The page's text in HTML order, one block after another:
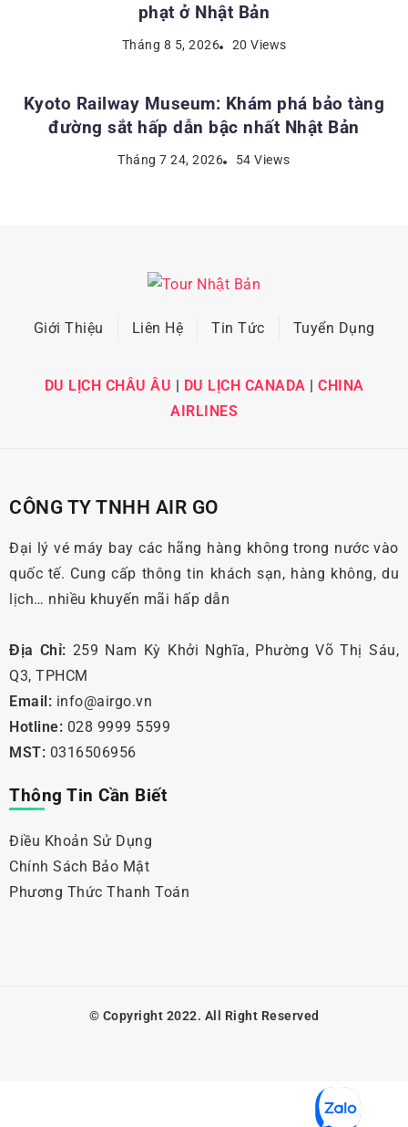
phạt ở Nhật Bản
Tháng 8 5, 2026 20 Views
ĐỊA ĐIỂM DU LỊCH NHẬT BẢN
Kyoto Railway Museum: Khám phá bảo tàng
đường sắt hấp dẫn bậc nhất Nhật Bản
Tháng 7 24, 2026 54 Views
Giới Thiệu Liên Hệ Tin Tức Tuyển Dụng
DU LỊCH CHÂU ÂU | DU LỊCH CANADA | CHINA
AIRLINES
CÔNG TY TNHH AIR GO
Đại lý vé máy bay các hãng hàng không trong nước vào
quốc tế. Cung cấp thông tin khách sạn, hàng không, du
lịch… nhiều khuyến mãi hấp dẫn
Địa Chỉ: 259 Nam Kỳ Khởi Nghĩa, Phường Võ Thị Sáu,
Q3, TPHCM
Email: info@airgo.vn
Hotline: 028 9999 5599
MST: 0316506956
Thông Tin Cần Biết
Điều Khoản Sử Dụng
Chính Sách Bảo Mật
Phương Thức Thanh Toán
© Copyright 2022. All Right Reserved